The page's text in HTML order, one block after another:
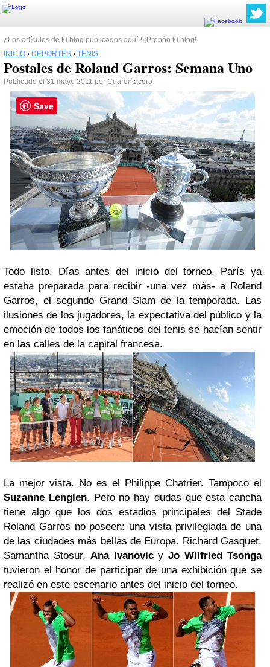
¿Los artículos de tu blog publicados aquí? ¡Propón tu blog!
INICIO › DEPORTES › TENIS
Postales de Roland Garros: Semana Uno
Publicado el 31 mayo 2011 por Cuarentacero
Todo listo. Días antes del inicio del torneo, París ya
estaba preparada para recibir -una vez más- a Roland
Garros, el segundo Grand Slam de la temporada. Las
ilusiones de los jugadores, la expectativa del público y la
emoción de todos los fanáticos del tenis se hacían sentir
en las calles de la capital francesa.
La mejor vista. No es el Philippe Chatrier. Tampoco el
Suzanne Lenglen. Pero no hay dudas que esta cancha
tiene algo que los dos estadios principales del Stade
Roland Garros no poseen: una vista privilegiada de una
de las ciudades más bellas de Europa. Richard Gasquet,
Samantha Stosur, Ana IvanovicyJo Wilfried Tsonga
tuvieron el honor de participar de una exhibición que se
realizó en este escenario antes del inicio del torneo.
Save